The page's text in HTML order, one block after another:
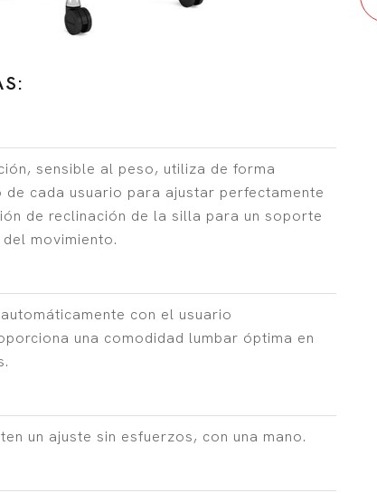
sensible al peso, utiliza de forma
de cada usuario para ajustar perfectamente
de reclinación de la silla para un soporte
movimiento.
con el usuario
una comodidad lumbar óptima en
un ajuste sin esfuerzos, con una mano.